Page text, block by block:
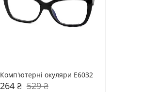
Комп'ютерні окуляри E6032
264 ₴ 529 ₴